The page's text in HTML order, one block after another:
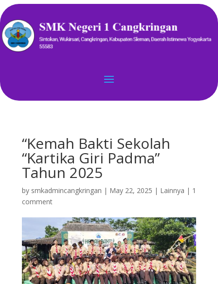
“Kemah Bakti Sekolah
“Kartika Giri Padma”
Tahun 2025
by smkadmincangkringan | May 22, 2025 | Lainnya | 1
comment